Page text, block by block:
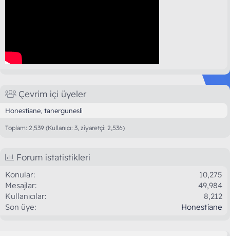
Çevrim içi üyeler
Honestiane tanergunesli
Toplam: 2,539 (Kullanıcı: 3, ziyaretçi: 2,536)
Forum istatistikleri
Konular
10,275
Mesajlar
49,984
Kullanıcılar
8,212
Son üye
Honestiane